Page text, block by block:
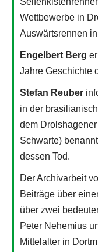
Wettbewerbe in
Auswärtsrennen
Engelbert Berg
Jahre Geschichte
Stefan Reuber
in der
dem
Schwarte)
dessen Tod.
Der Archivarbeit
Beiträge über
über zwei
Peter Nehemius
Mittelalter in